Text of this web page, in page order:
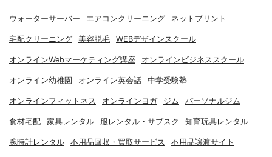
ウォーターサーバー エアコンクリーニング ネットプリント
宅配クリーニング 美容脱毛 WEBデザインスクール
オンラインWebマーケティング講座 オンラインビジネススクール
オンライン幼稚園 オンライン英会話 中学受験塾
オンラインフィットネス オンラインヨガ ジム パーソナルジム
食材宅配 家具レンタル 服レンタル・サブスク 知育玩具レンタル
腕時計レンタル 不用品回収・買取サービス 不用品譲渡サイト